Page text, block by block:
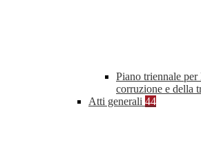
Piano triennale
corruzione e della
Atti generali 44